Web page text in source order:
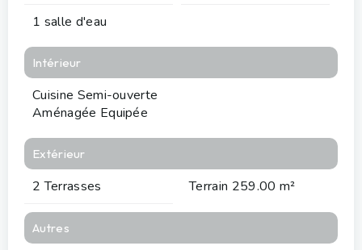
1 salle d'eau
Intérieur
Cuisine Semi-ouverte
Aménagée Equipée
Extérieur
2 Terrasses Terrain 259.00 m²
Autres